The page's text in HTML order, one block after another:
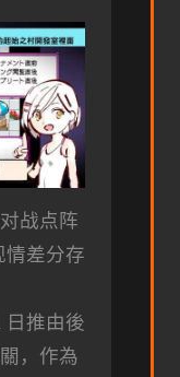
战点阵
情差分存
日推由後
，作為